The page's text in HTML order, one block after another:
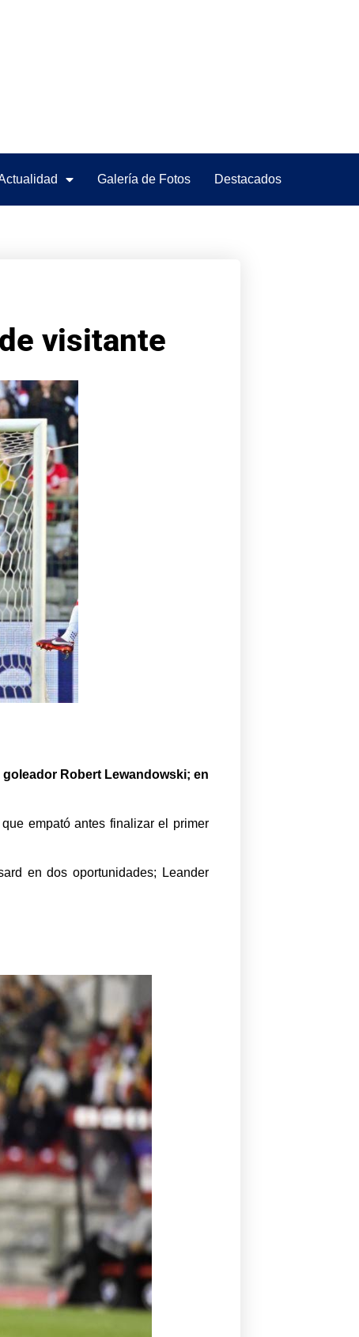
Galería de Fotos Destacados
visitante
Robert Lewandowski; en
empató antes finalizar el primer
en dos oportunidades; Leander